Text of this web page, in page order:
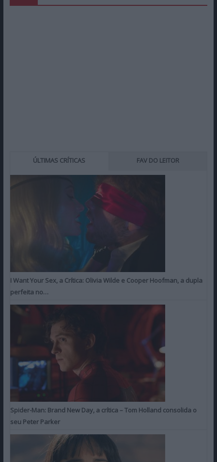
ÚLTIMAS CRÍTICAS FAV DO LEITOR
I Want Your Sex, a Crítica: Olivia Wilde e Cooper Hoofman, a dupla
perfeita no…
Spider-Man: Brand New Day, a crítica – Tom Holland consolida o
seu Peter Parker